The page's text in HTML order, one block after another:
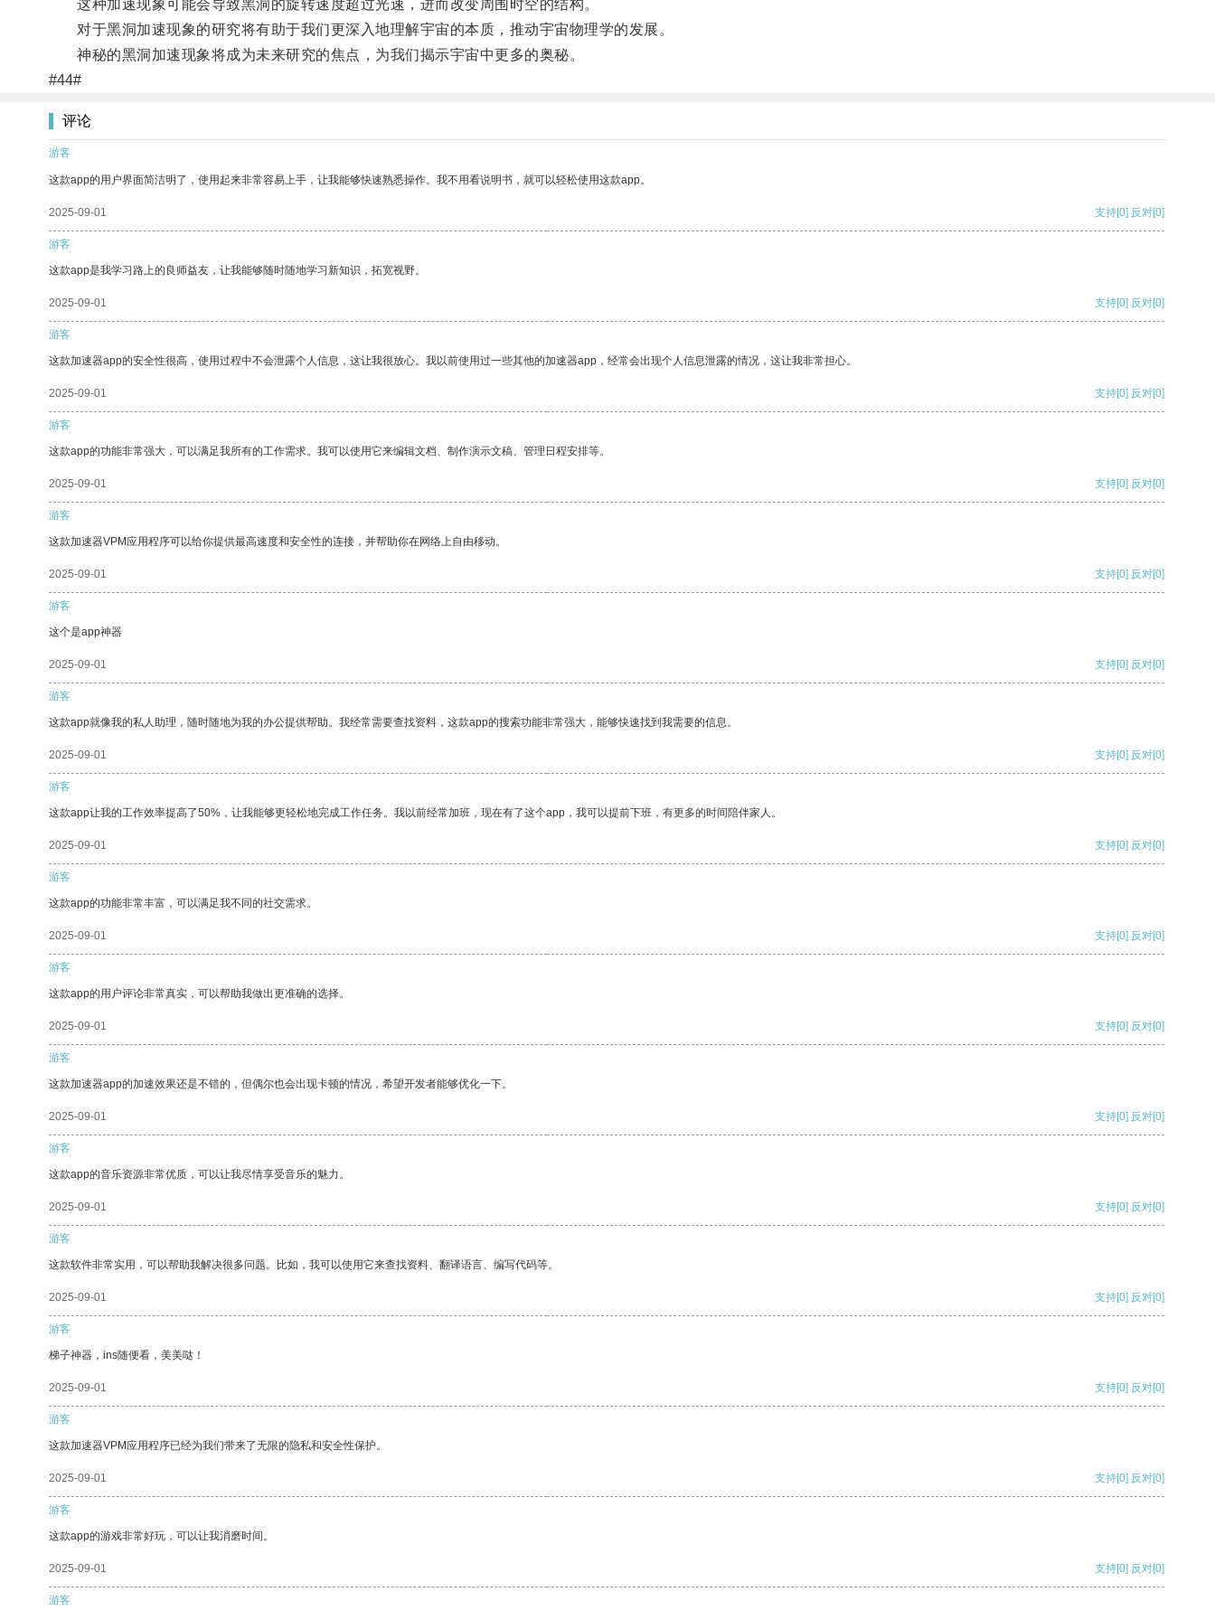
这种加速现象可能会导致黑洞的旋转速度超过光速，进而改变周围时空的结构。
对于黑洞加速现象的研究将有助于我们更深入地理解宇宙的本质，推动宇宙物理学的发展。
神秘的黑洞加速现象将成为未来研究的焦点，为我们揭示宇宙中更多的奥秘。
#44#
评论
游客
这款app的用户界面简洁明了，使用起来非常容易上手，让我能够快速熟悉操作。我不用看说明书，就可以轻松使用这款app。
2025-09-01 支持[0] 反对[0]
游客
这款app是我学习路上的良师益友，让我能够随时随地学习新知识，拓宽视野。
2025-09-01 支持[0] 反对[0]
游客
这款加速器app的安全性很高，使用过程中不会泄露个人信息，这让我很放心。我以前使用过一些其他的加速器app，经常会出现个人信息泄露的情况，这让我非常担心。
2025-09-01 支持[0] 反对[0]
游客
这款app的功能非常强大，可以满足我所有的工作需求。我可以使用它来编辑文档、制作演示文稿、管理日程安排等。
2025-09-01 支持[0] 反对[0]
游客
这款加速器VPM应用程序可以给你提供最高速度和安全性的连接，并帮助你在网络上自由移动。
2025-09-01 支持[0] 反对[0]
游客
这个是app神器
2025-09-01 支持[0] 反对[0]
游客
这款app就像我的私人助理，随时随地为我的办公提供帮助。我经常需要查找资料，这款app的搜索功能非常强大，能够快速找到我需要的信息。
2025-09-01 支持[0] 反对[0]
游客
这款app让我的工作效率提高了50%，让我能够更轻松地完成工作任务。我以前经常加班，现在有了这个app，我可以提前下班，有更多的时间陪伴家人。
2025-09-01 支持[0] 反对[0]
游客
这款app的功能非常丰富，可以满足我不同的社交需求。
2025-09-01 支持[0] 反对[0]
游客
这款app的用户评论非常真实，可以帮助我做出更准确的选择。
2025-09-01 支持[0] 反对[0]
游客
这款加速器app的加速效果还是不错的，但偶尔也会出现卡顿的情况，希望开发者能够优化一下。
2025-09-01 支持[0] 反对[0]
游客
这款app的音乐资源非常优质，可以让我尽情享受音乐的魅力。
2025-09-01 支持[0] 反对[0]
游客
这款软件非常实用，可以帮助我解决很多问题。比如，我可以使用它来查找资料、翻译语言、编写代码等。
2025-09-01 支持[0] 反对[0]
游客
梯子神器，ins随便看，美美哒！
2025-09-01 支持[0] 反对[0]
游客
这款加速器VPM应用程序已经为我们带来了无限的隐私和安全性保护。
2025-09-01 支持[0] 反对[0]
游客
这款app的游戏非常好玩，可以让我消磨时间。
2025-09-01 支持[0] 反对[0]
游客